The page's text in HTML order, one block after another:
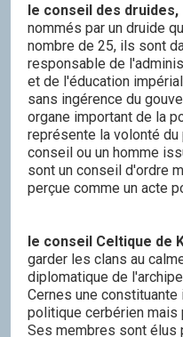
le conseil des druides,
nommés par un druide
nombre de 25, ils sont
responsable de
et de l'éducation
sans ingérence du
organe important de la
représente la volonté
conseil ou un homme
sont un conseil d'ordre
perçue comme un acte
le conseil Celtique de
garder les clans au
diplomatique de
Cernes une
politique cerbérien mais
Ses membres sont élus